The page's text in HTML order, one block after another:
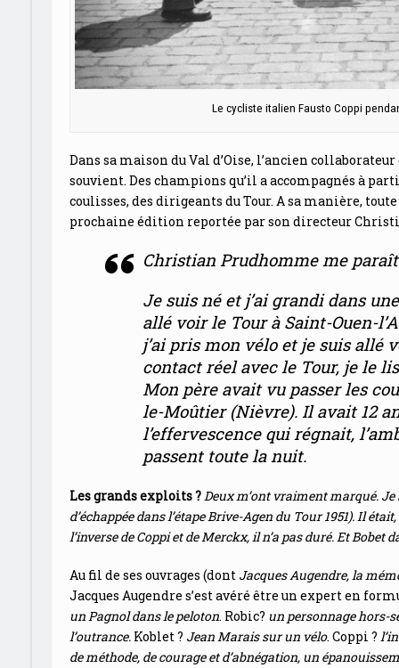
Le cycliste italien Fausto Coppi
Dans sa maison du Val d’Oise, l’ancien
souvient. Des champions qu’il a accompagnés à
coulisses, des dirigeants du Tour. A sa manière,
prochaine édition reportée par son directeur
Christian Prudhomme me
Je suis né et j’ai grandi dans
allé voir le Tour à Saint-Ouen-
j’ai pris mon vélo et je suis allé
contact réel avec le Tour, je le
Mon père avait vu passer les
le-Moûtier (Nièvre). Il avait 12
l’effervescence qui régnait,
passent toute la nuit.
Les grands exploits ?Deux m’ont vraiment marqué.
d’échappée dans l’étape Brive-Agen du Tour 1951). Il
l’inverse de Coppi et de Merckx, il n’a pas duré. Et Bobet
Au fil de ses ouvrages (dont Jacques Augendre, la
Jacques Augendre s’est avéré être un expert en
un Pagnol dans le peloton. Robic? un personnage hors-
l’outrance. Koblet ? Jean Marais sur un vélo. Coppi ?
de méthode, de courage et d’abnégation, un